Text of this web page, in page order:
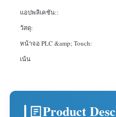
แอปพลิเคชัน::
วัสดุ:
หน้าจอ PLC &amp; Touch:
เน้น
Product